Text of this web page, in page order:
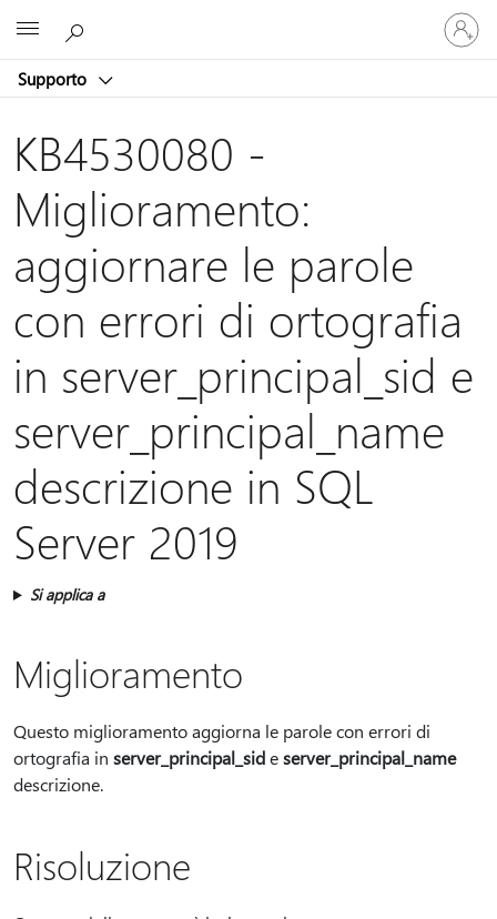
Supporto
Accedi
con
il
account
KB4530080 -
Miglioramento:
aggiornare le parole
con errori di ortografia
in server_principal_sid e
server_principal_name
descrizione in SQL
Server 2019
Si applica a
Miglioramento
Questo miglioramento aggiorna le parole con errori di
ortografia in server_principal_sideserver_principal_name
descrizione.
Risoluzione